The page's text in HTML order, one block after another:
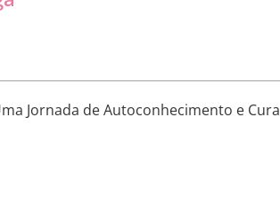
Jornada de Autoconhecimento e Cura